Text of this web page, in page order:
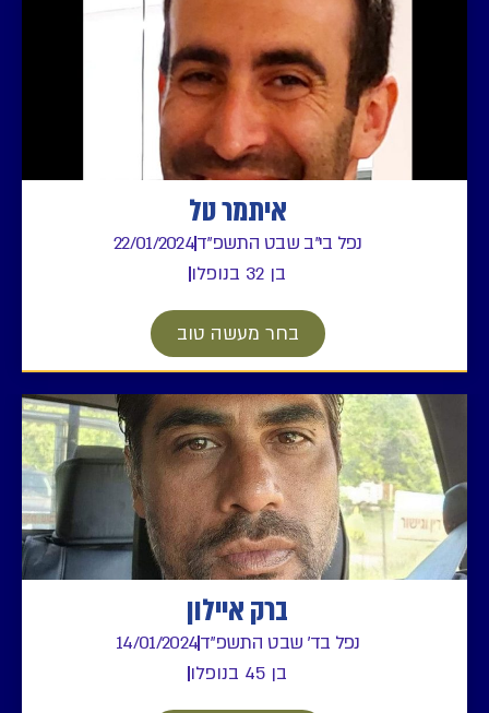
איתמר טל
נפל בי"ב שבט התשפ"ד22/01/2024
בן 32 בנופלו
בחר מעשה טוב
ברק איילון
נפל בד' שבט התשפ"ד14/01/2024
בן 45 בנופלו